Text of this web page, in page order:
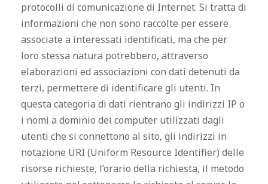
protocolli di comunicazione di Internet. Si tratta di
informazioni che non sono raccolte per essere
associate a interessati identificati, ma che per
loro stessa natura potrebbero, attraverso
elaborazioni ed associazioni con dati detenuti da
terzi, permettere di identificare gli utenti. In
questa categoria di dati rientrano gli indirizzi IP o
i nomi a dominio dei computer utilizzati dagli
utenti che si connettono al sito, gli indirizzi in
notazione URI (Uniform Resource Identifier) delle
risorse richieste, l’orario della richiesta, il metodo